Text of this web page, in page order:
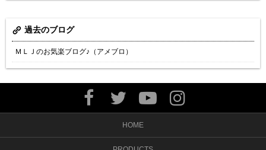
過去のブログ
ＭＬＪのお気楽ブログ♪（アメブロ）
HOME